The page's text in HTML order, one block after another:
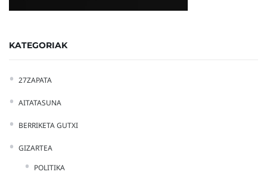
KATEGORIAK
27ZAPATA
AITATASUNA
BERRIKETA GUTXI
GIZARTEA
POLITIKA